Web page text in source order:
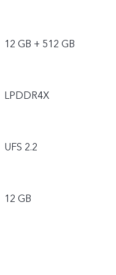
12 GB + 512 GB
LPDDR4X
UFS 2.2
12 GB